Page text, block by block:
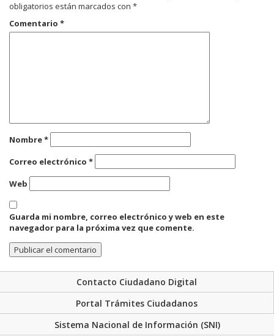
obligatorios están marcados con *
Comentario *
Nombre*
Correo electrónico *
Web
Guarda mi nombre, correo electrónico y web en este
navegador para la próxima vez que comente.
Contacto Ciudadano Digital
Portal Trámites Ciudadanos
Sistema Nacional de Información (SNI)